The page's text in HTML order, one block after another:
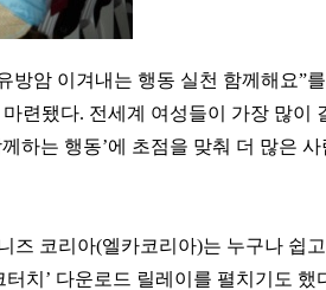
방암 이겨내는 행동 실천 함께해요”
련됐다. 전세계 여성들이 가장 많이
하는 행동’에 초점을 맞춰 더 많은 사
즈 코리아(엘카코리아)는 누구나 쉽
치’ 다운로드 릴레이를 펼치기도 했